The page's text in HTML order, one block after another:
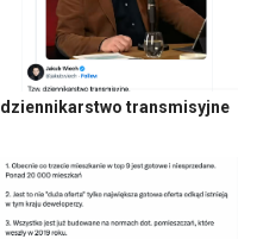
dziennikarstwo transmisyjne